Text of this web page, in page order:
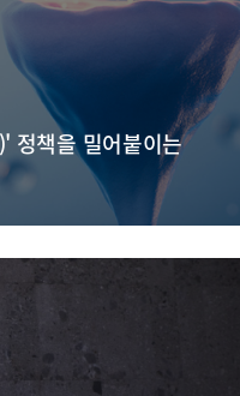
정책을 밀어붙이는